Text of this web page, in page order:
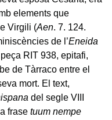
elements que
Virgili (Aen. 7. 124.
de l’Eneida
RIT 938, epitafi,
de Tàrraco entre el
mort. El text,
del segle VIII
frase tuum nempe